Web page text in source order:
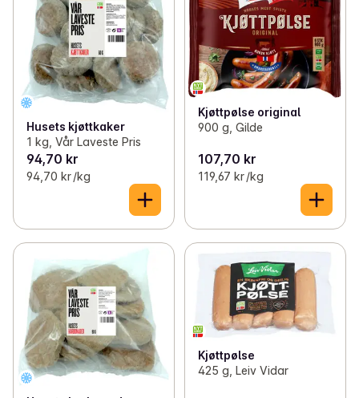
Husets kjøttkaker
1 kg, Vår Laveste Pris
94,70 kr
94,70 kr /kg
Kjøttpølse original
900 g, Gilde
107,70 kr
119,67 kr /kg
Kjøttpølse
425 g, Leiv Vidar